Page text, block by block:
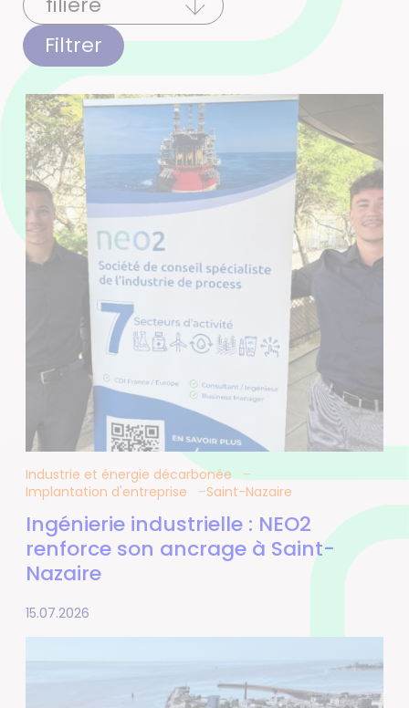
Filtrer
Industrie et énergie décarbonée
Implantation d'entreprise
Saint-Nazaire
Ingénierie industrielle : NEO2
renforce son ancrage à Saint-
Nazaire
15.07.2026